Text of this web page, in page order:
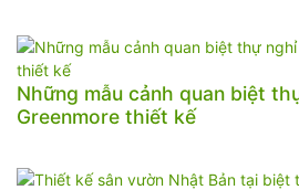
Những mẫu cảnh quan biệt
Greenmore thiết kế